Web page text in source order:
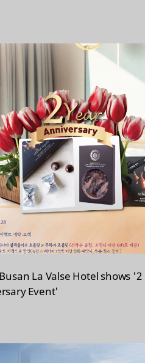
La Valse Hotel shows '2
Event'